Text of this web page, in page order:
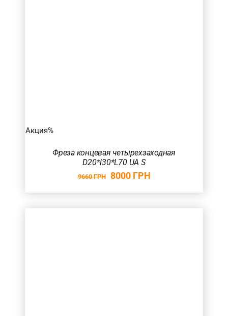
Акция%
Фреза концевая четырехзаходная
D20*l30*L70 UA S
9660ГРН 8000 ГРН